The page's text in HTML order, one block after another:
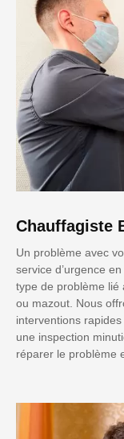
Chauffagiste
Un problème avec
service d’urgence
type de problème lié
ou mazout. Nous
interventions
une inspection
réparer le problème